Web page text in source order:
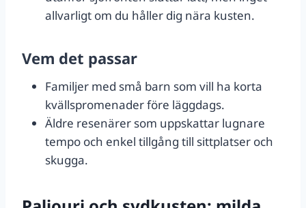
allvarligt om du håller dig nära kusten.
Vem det passar
Familjer med små barn som vill ha korta
kvällspromenader före läggdags.
Äldre resenärer som uppskattar lugnare
tempo och enkel tillgång till sittplatser och
skugga.